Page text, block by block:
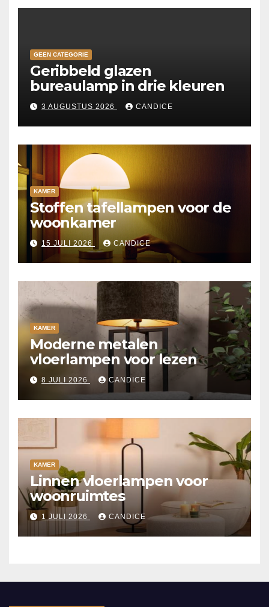
GEEN CATEGORIE
Geribbeld glazen
bureaulamp in drie kleuren
3 AUGUSTUS 2026 CANDICE
KAMER
Stoffen tafellampen voor de
woonkamer
15 JULI 2026 CANDICE
KAMER
Moderne metalen
vloerlampen voor lezen
8 JULI 2026 CANDICE
KAMER
Linnen vloerlampen voor
woonruimtes
1 JULI 2026 CANDICE